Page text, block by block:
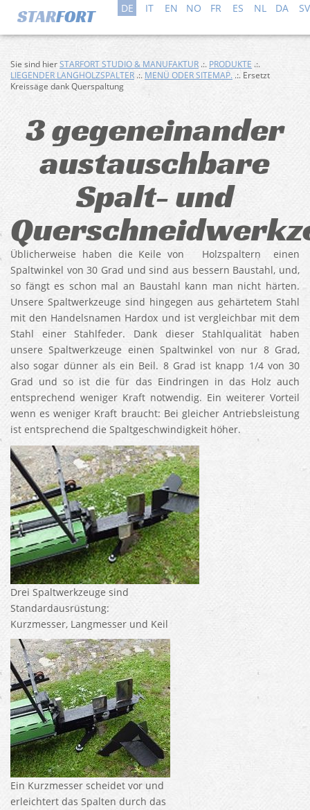
DE IT EN NO FR ES NL DA SV
Sie sind hierSTARFORT STUDIO & MANUFAKTUR .:. PRODUKTE .:.
LIEGENDER LANGHOLZSPALTER .:. MENÜ ODER SITEMAP. .:. Ersetzt
Kreissäge dank Querspaltung
3 gegeneinander
austauschbare
Spalt- und
Üblicherweise haben die Keile von Holzspaltern einen
Spaltwinkel von 30 Grad und sind aus bessern Baustahl, und,
so fängt es schon mal an Baustahl kann man nicht härten.
Unsere Spaltwerkzeuge sind hingegen aus gehärtetem Stahl
mit den Handelsnamen Hardox und ist vergleichbar mit dem
Stahl einer Stahlfeder. Dank dieser Stahlqualität haben
unsere Spaltwerkzeuge einen Spaltwinkel von nur 8 Grad,
also sogar dünner als ein Beil. 8 Grad ist knapp 1/4 von 30
Grad und so ist die für das Eindringen in das Holz auch
entsprechend weniger Kraft notwendig. Ein weiterer Vorteil
wenn es weniger Kraft braucht: Bei gleicher Antriebsleistung
ist entsprechend die Spaltgeschwindigkeit höher.
Drei Spaltwerkzeuge sind
Standardausrüstung:
Kurzmesser, Langmesser und Keil
Ein Kurzmesser scheidet vor und
erleichtert das Spalten durch das